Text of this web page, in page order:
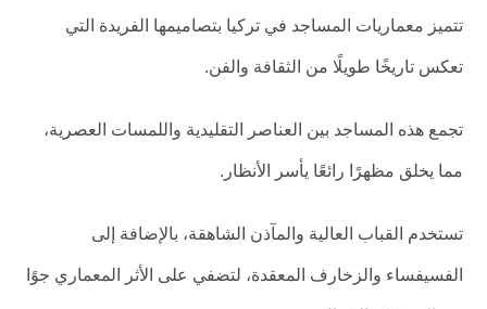
تتميز معماريات المساجد في تركيا بتصاميمها الفريدة التي
تعكس تاريخًا طويلًا من الثقافة والفن.
تجمع هذه المساجد بين العناصر التقليدية واللمسات العصرية،
مما يخلق مظهرًا رائعًا يأسر الأنظار.
تستخدم القباب العالية والمآذن الشاهقة، بالإضافة إلى
الفسيفساء والزخارف المعقدة، لتضفي على الأثر المعماري جوًا